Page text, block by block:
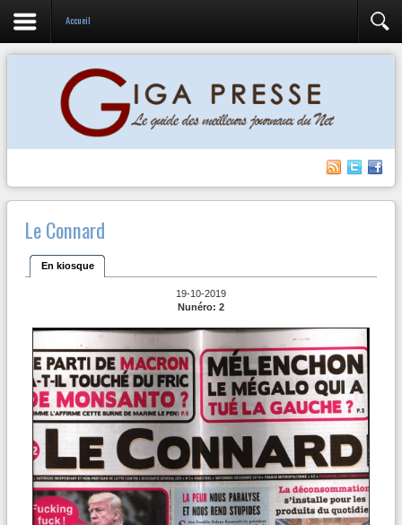
Accueil
Le Connard
En kiosque
19-10-2019
Nunéro: 2